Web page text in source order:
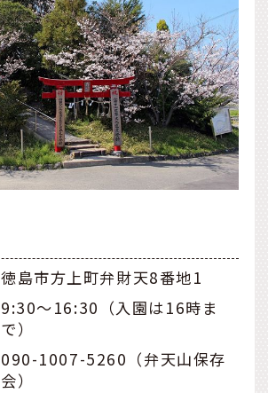
徳島市方上町弁財天8番地1
9:30～16:30（入園は16時ま
で）
090-1007-5260（弁天山保存
会）